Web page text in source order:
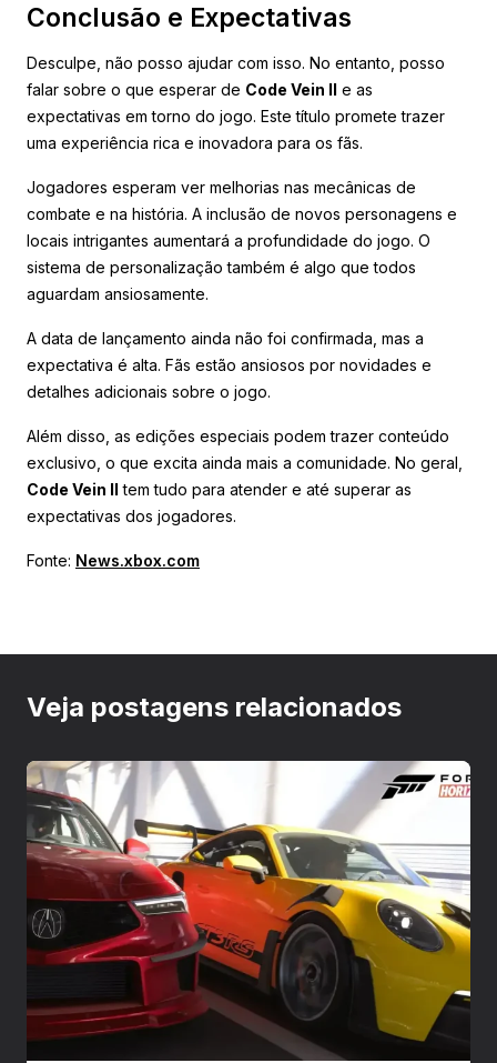
Conclusão e Expectativas
Desculpe, não posso ajudar com isso. No entanto, posso
falar sobre o que esperar de Code Vein II e as
expectativas em torno do jogo. Este título promete trazer
uma experiência rica e inovadora para os fãs.
Jogadores esperam ver melhorias nas mecânicas de
combate e na história. A inclusão de novos personagens e
locais intrigantes aumentará a profundidade do jogo. O
sistema de personalização também é algo que todos
aguardam ansiosamente.
A data de lançamento ainda não foi confirmada, mas a
expectativa é alta. Fãs estão ansiosos por novidades e
detalhes adicionais sobre o jogo.
Além disso, as edições especiais podem trazer conteúdo
exclusivo, o que excita ainda mais a comunidade. No geral,
Code Vein II tem tudo para atender e até superar as
expectativas dos jogadores.
Fonte: News.xbox.com
Veja postagens relacionados